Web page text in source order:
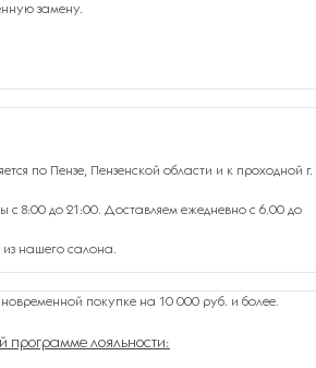
замену.
по Пензе, Пензенской области и к проходной г.
с 8:00 до 21:00. Доставляем ежедневно с 6.00 до
нашего салона.
покупке на 10 000 руб. и более.
программе лояльности: